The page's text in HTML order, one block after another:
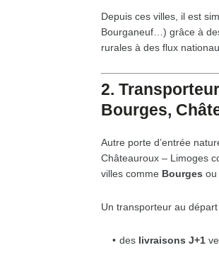
Depuis ces villes, il est
Bourganeuf…) grâce à
rurales à des flux
2.
Bourges,
Autre porte d’entrée
Châteauroux – Limoges
villes comme Bourges ou
Un transporteur au
des livraisons J+1